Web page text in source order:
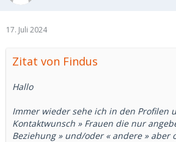
17. Juli 2024
Zitat von Findus
Hallo
Immer wieder sehe ich in den Profilen
Kontaktwunsch » Frauen die nur
Beziehung » und/oder « andere » aber